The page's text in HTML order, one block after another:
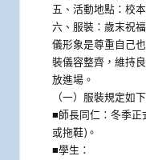
五、活動地點：校
六、服裝：歲末祝
儀形象是尊重自己
裝儀容整齊，維持
放進場。
（一）服裝規定如下
■師長同仁：冬季正
或拖鞋)。
■學生：